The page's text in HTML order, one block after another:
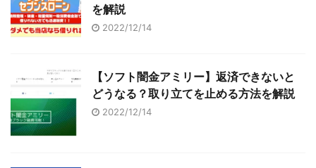
を解説
2022/12/14
【ソフト闇金アミリー】返済できないと
どうなる？取り立てを止める方法を解説
2022/12/14